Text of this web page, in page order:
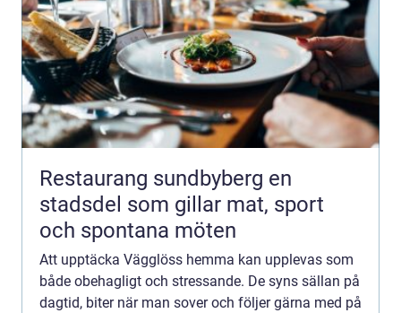
Restaurang sundbyberg en
stadsdel som gillar mat, sport
och spontana möten
Att upptäcka Vägglöss hemma kan upplevas som
både obehagligt och stressande. De syns sällan på
dagtid, biter när man sover och följer gärna med på